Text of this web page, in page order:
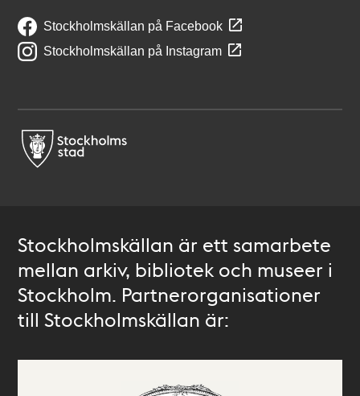
Stockholmskällan på Facebook
Stockholmskällan på Instagram
Stockholmskällan är ett samarbete
mellan arkiv, bibliotek och museer i
Stockholm. Partnerorganisationer
till Stockholmskällan är: